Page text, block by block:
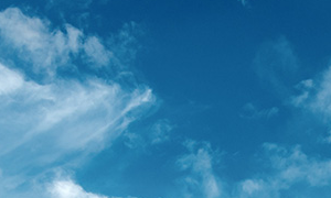
お問い合わせ